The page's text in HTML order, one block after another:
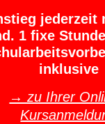
jederzeit
1 fixe
inklusive
→ zu Ihrer